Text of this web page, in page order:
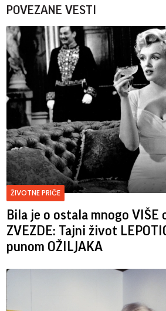
POVEZANE VESTI
ŽIVOTNE PRIČE
Bila je o ostala mnogo VIŠE
ZVEZDE: Tajni život
punom OŽILJAKA